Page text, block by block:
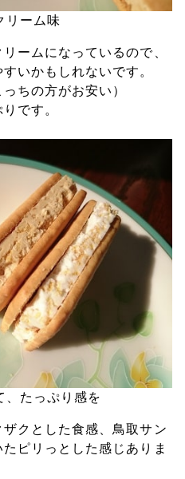
リーム味
ームになっているので、
いかもしれないです。
ちの方がお安い）
です。
、たっぷり感を
クとした食感、鳥取サン
ピリっとした感じありま